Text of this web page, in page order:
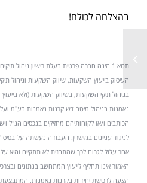
בהצלחה לכולם!
תטא 1 הינה חברה פרטית בעלת רישיון ניהול
בניהול תיקי השקעות, בשיווק השקעות (ולא
נאמנות בניהול מיטב דש קרנות נאמנות בע"מ ועל
הכותבים ו/או לקוחותיהם מחזיקים בנכסים הנ"ל
לניגוד עניינים במישרין. העבודה נעשתה על בסיס
אחר עלול לגרום לכך שהתחזית לא תתקיים והיא
האמור אינו תחליף לייעוץ המתחשב בנתונים
הצעה לרכישת יחידות בקרנות נאמנות, המתבצעת